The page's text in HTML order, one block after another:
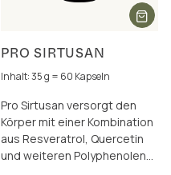
PRO SIRTUSAN
Inhalt: 35 g = 60 Kapseln
Pro Sirtusan versorgt den
Körper mit einer Kombination
aus Resveratrol, Quercetin
und weiteren Polyphenolen